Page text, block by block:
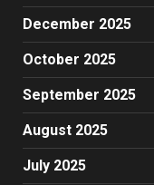
December 2025
October 2025
September 2025
August 2025
July 2025